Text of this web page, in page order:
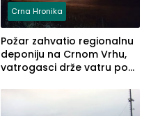
Crna Hronika
Požar zahvatio regionalnu
deponiju na Crnom Vrhu,
vatrogasci drže vatru pod